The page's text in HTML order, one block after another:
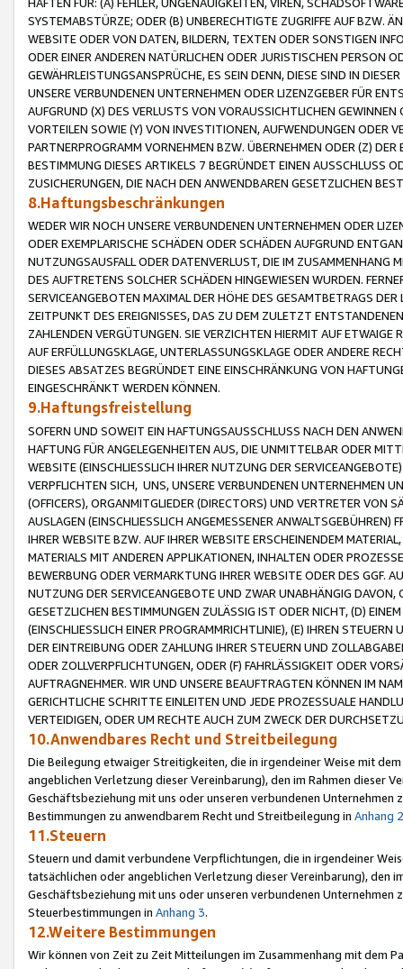
SYSTEMABSTÜRZE; ODER (B) UNBERECHTIGTE ZUGRIFFE AUF BZW.
WEBSITE ODER VON DATEN, BILDERN, TEXTEN ODER SONSTIGEN
ODER EINER ANDEREN NATÜRLICHEN ODER JURISTISCHEN PERSON
GEWÄHRLEISTUNGSANSPRÜCHE, ES SEIN DENN, DIESE SIND IN
UNSERE VERBUNDENEN UNTERNEHMEN ODER LIZENZGEBER FÜR
AUFGRUND (X) DES VERLUSTS VON VORAUSSICHTLICHEN
VORTEILEN SOWIE (Y) VON INVESTITIONEN, AUFWENDUNGEN ODER
PARTNERPROGRAMM VORNEHMEN BZW. ÜBERNEHMEN ODER (Z)
BESTIMMUNG DIESES ARTIKELS 7 BEGRÜNDET EINEN AUSSCHLUSS
ZUSICHERUNGEN, DIE NACH DEN ANWENDBAREN GESETZLICHEN
8.Haftungsbeschränkungen
WEDER WIR NOCH UNSERE VERBUNDENEN UNTERNEHMEN ODER
ODER EXEMPLARISCHE SCHÄDEN ODER SCHÄDEN AUFGRUND
NUTZUNGSAUSFALL ODER DATENVERLUST, DIE IM ZUSAMMENHANG
DES AUFTRETENS SOLCHER SCHÄDEN HINGEWIESEN WURDEN.
SERVICEANGEBOTEN MAXIMAL DER HÖHE DES GESAMTBETRAGS
ZEITPUNKT DES EREIGNISSES, DAS ZU DEM ZULETZT
ZAHLENDEN VERGÜTUNGEN. SIE VERZICHTEN HIERMIT AUF
AUF ERFÜLLUNGSKLAGE, UNTERLASSUNGSKLAGE ODER ANDERE
DIESES ABSATZES BEGRÜNDET EINE EINSCHRÄNKUNG VON
EINGESCHRÄNKT WERDEN KÖNNEN.
9.Haftungsfreistellung
SOFERN UND SOWEIT EIN HAFTUNGSAUSSCHLUSS NACH DEN
HAFTUNG FÜR ANGELEGENHEITEN AUS, DIE UNMITTELBAR ODER
WEBSITE (EINSCHLIESSLICH IHRER NUTZUNG DER
VERPFLICHTEN SICH, UNS, UNSERE VERBUNDENEN UNTERNEHMEN
(OFFICERS), ORGANMITGLIEDER (DIRECTORS) UND VERTRETER VON
AUSLAGEN (EINSCHLIESSLICH ANGEMESSENER
IHRER WEBSITE BZW. AUF IHRER WEBSITE ERSCHEINENDEM
MATERIALS MIT ANDEREN APPLIKATIONEN, INHALTEN ODER
BEWERBUNG ODER VERMARKTUNG IHRER WEBSITE ODER DES GGF.
NUTZUNG DER SERVICEANGEBOTE UND ZWAR UNABHÄNGIG
GESETZLICHEN BESTIMMUNGEN ZULÄSSIG IST ODER NICHT, (D)
(EINSCHLIESSLICH EINER PROGRAMMRICHTLINIE), (E) IHREN
DER EINTREIBUNG ODER ZAHLUNG IHRER STEUERN UND
ODER ZOLLVERPFLICHTUNGEN, ODER (F) FAHRLÄSSIGKEIT ODER
AUFTRAGNEHMER. WIR UND UNSERE BEAUFTRAGTEN KÖNNEN IM
GERICHTLICHE SCHRITTE EINLEITEN UND JEDE PROZESSUALE
VERTEIDIGEN, ODER UM RECHTE AUCH ZUM ZWECK DER
10.Anwendbares Recht und Streitbeilegung
Die Beilegung etwaiger Streitigkeiten, die in irgendeiner Weise mit
angeblichen Verletzung dieser Vereinbarung), den im Rahmen dieser
Geschäftsbeziehung mit uns oder unseren verbundenen
Bestimmungen zu anwendbarem Recht und Streitbeilegung in Anhang 2
11.Steuern
Steuern und damit verbundene Verpflichtungen, die in irgendeiner
tatsächlichen oder angeblichen Verletzung dieser Vereinbarung), den
Geschäftsbeziehung mit uns oder unseren verbundenen
Steuerbestimmungen in Anhang 3.
12.Weitere Bestimmungen
Wir können von Zeit zu Zeit Mitteilungen im Zusammenhang mit dem